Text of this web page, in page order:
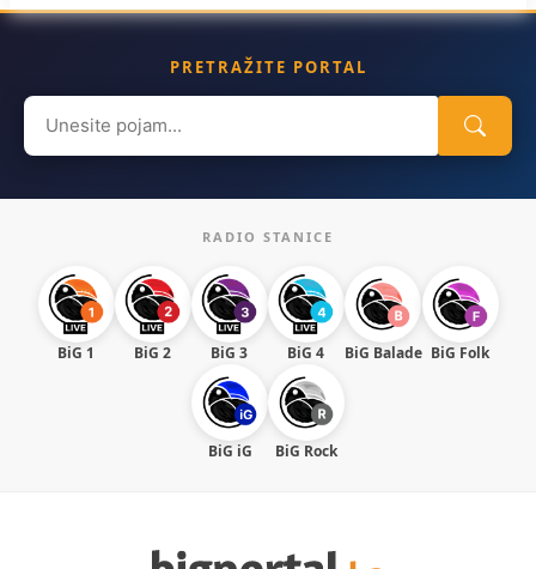
PRETRAŽITE PORTAL
Search
for:
RADIO STANICE
BiG 1 BiG 2 BiG 3 BiG 4 BiG Balade BiG Folk
BiG iG BiG Rock